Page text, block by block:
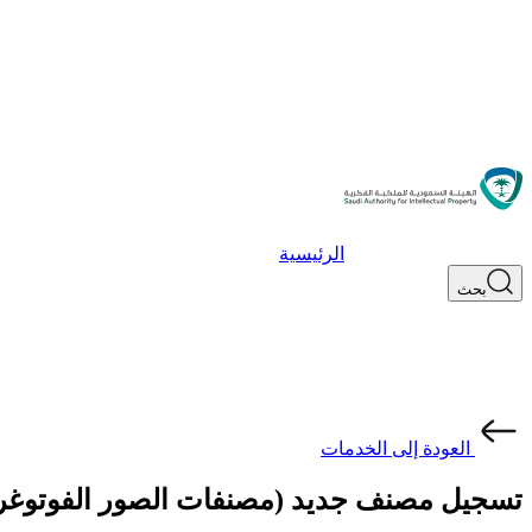
الرئيسية
بحث
العودة إلى الخدمات
تسجيل مصنف جديد (مصنفات الصور